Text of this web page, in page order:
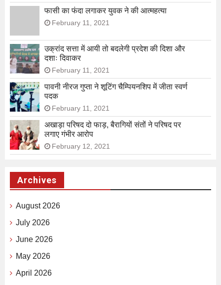
फासी का फंदा लगाकर युवक ने की आत्महत्या
February 11, 2021
उक्रांद सत्ता में आयी तो बदलेगी प्रदेश की दिशा और
दशाः दिवाकर
February 11, 2021
पावनी नीरज गुप्ता ने शूटिंग चैम्पियनशिप में जीता स्वर्ण
पदक
February 11, 2021
अखाड़ा परिषद दो फाड़, बैरागियों संतों ने परिषद पर
लगाए गंभीर आरोप
February 12, 2021
Archives
August 2026
July 2026
June 2026
May 2026
April 2026